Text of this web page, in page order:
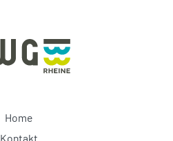
Home
Kontakt